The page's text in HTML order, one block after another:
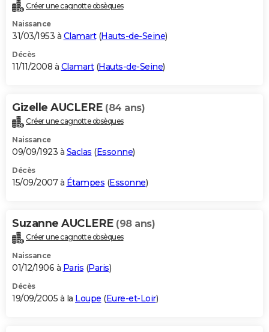
Créer une cagnotte obsèques
Naissance
31/03/1953 à Clamart(Hauts-de-Seine)
Décès
11/11/2008 à Clamart(Hauts-de-Seine)
Gizelle AUCLERE (84 ans)
Créer une cagnotte obsèques
Naissance
09/09/1923 à Saclas (Essonne)
Décès
15/09/2007 à Étampes (Essonne)
Suzanne AUCLERE (98 ans)
Créer une cagnotte obsèques
Naissance
01/12/1906 à Paris (Paris)
Décès
19/09/2005 à la Loupe (Eure-et-Loir)